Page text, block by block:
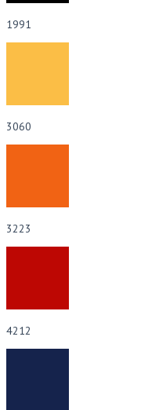
1991
3060
3223
4212